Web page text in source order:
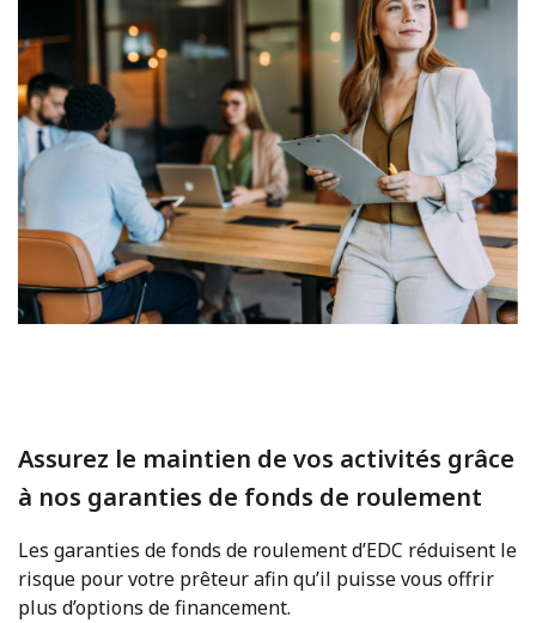
Assurez le maintien de vos activités grâce
à nos garanties de fonds de roulement
Les garanties de fonds de roulement d’EDC réduisent le
risque pour votre prêteur afin qu’il puisse vous offrir
plus d’options de financement.